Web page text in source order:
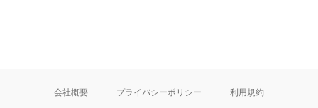
会社概要 プライバシーポリシー 利用規約